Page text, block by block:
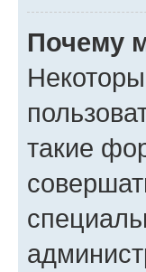
Почему
такие